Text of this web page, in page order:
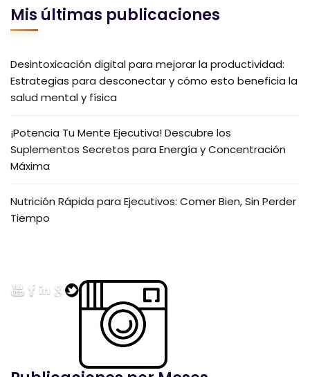
Mis últimas publicaciones
Desintoxicación digital para mejorar la productividad:
Estrategias para desconectar y cómo esto beneficia la
salud mental y física
¡Potencia Tu Mente Ejecutiva! Descubre los
Suplementos Secretos para Energía y Concentración
Máxima
Nutrición Rápida para Ejecutivos: Comer Bien, Sin Perder
Tiempo